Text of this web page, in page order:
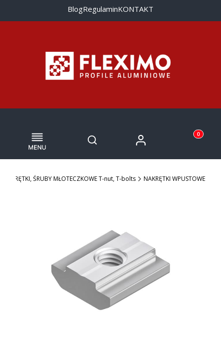
BlogRegulaminKONTAKT
Menu Otwórz wyszukiwarkę
Szukaj Zaloguj się Produkty
Koszyk
NAKRĘTKI, ŚRUBY MŁOTECZKOWE T-nut, T-bolts NAKRĘTKI WPUSTOWE